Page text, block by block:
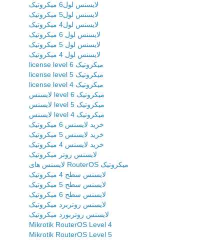
لایسنس لول6 میکروتیک
لایسنس لول5 میکروتیک
لایسنس لول4 میکروتیک
لایسنس لول 6 میکروتیک
لایسنس لول 5 میکروتیک
لایسنس لول 4 میکروتیک
license level 6 میکروتیک
license level 5 میکروتیک
license level 4 میکروتیک
لایسنس level 6 میکروتیک
لایسنس level 5 میکروتیک
لایسنس level 4 میکروتیک
خرید لایسنس 6 میکروتیک
خرید لایسنس 5 میکروتیک
خرید لایسنس 4 میکروتیک
لایسنس روتر میکروتیک
لایسنس های RouterOS میکروتیک
لایسنس سطح 4 میکروتیک
لایسنس سطح 5 میکروتیک
لایسنس سطح 6 میکروتیک
لایسنس روتربرد میکروتیک
لایسنس روتربورد میکروتیک
Mikrotik RouterOS Level 4
Mikrotik RouterOS Level 5